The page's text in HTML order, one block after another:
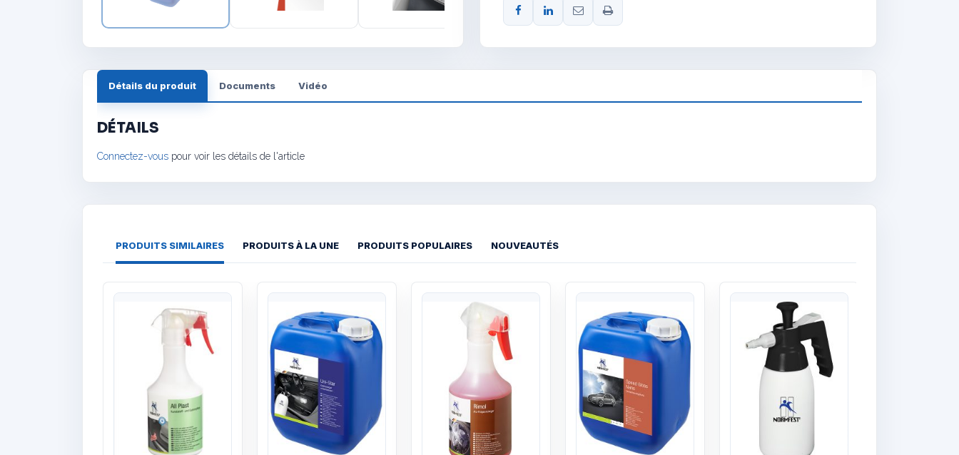
Détails du produit Documents Vidéo
DÉTAILS
Connectez-vous pour voir les détails de l'article
PRODUITS SIMILAIRES PRODUITS À LA UNE PRODUITS POPULAIRES NOUVEAUTÉS